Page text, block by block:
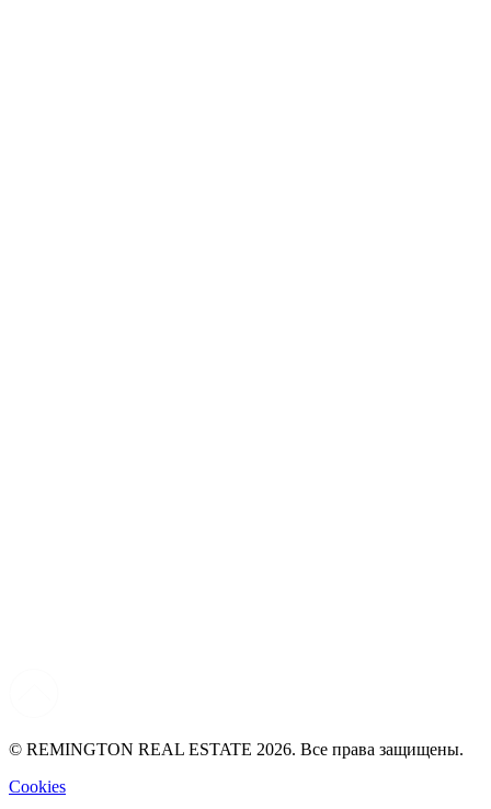
© REMINGTON REAL ESTATE 2026. Все права защищены.
Cookies